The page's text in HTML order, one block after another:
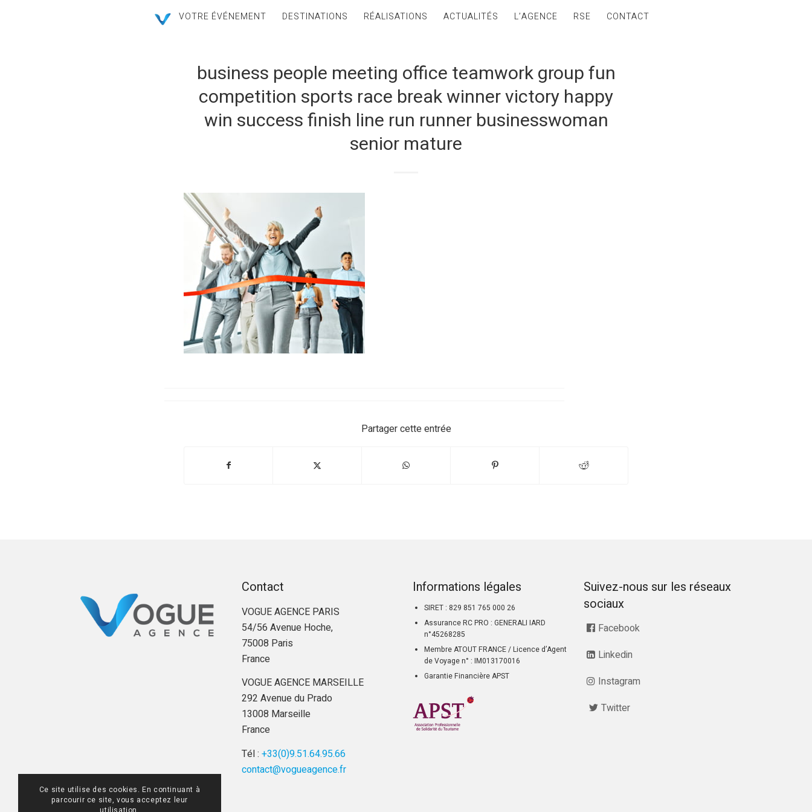
VOTRE ÉVÉNEMENT DESTINATIONS RÉALISATIONS ACTUALITÉS L’AGENCE RSE CONTACT
business people meeting office teamwork group fun
competition sports race break winner victory happy
win success finish line run runner businesswoman
senior mature
Partager cette entrée
Contact
VOGUE AGENCE PARIS
54/56 Avenue Hoche,
75008 Paris
France
VOGUE AGENCE MARSEILLE
292 Avenue du Prado
13008 Marseille
France
Tél :+33(0)9.51.64.95.66
contact@vogueagence.fr
Informations légales
SIRET : 829 851 765 000 26
Assurance RC PRO : GENERALI IARD
n°45268285
Membre ATOUT FRANCE / Licence d’Agent
de Voyage n° : IM013170016
Garantie Financière APST
Suivez-nous sur les réseaux
sociaux
Facebook
Linkedin
Instagram
Twitter
Ce site utilise des cookies. En continuant à
parcourir ce site, vous acceptez leur